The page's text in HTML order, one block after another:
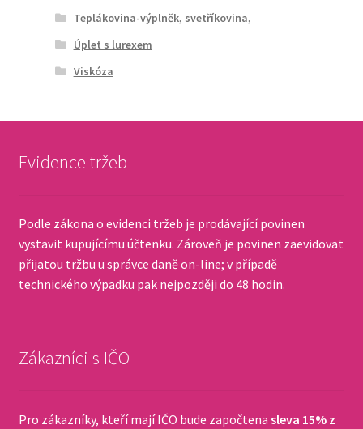
Teplákovina-výplněk, svetříkovina,
Úplet s lurexem
Viskóza
Evidence tržeb
Podle zákona o evidenci tržeb je prodávající povinen
vystavit kupujícímu účtenku. Zároveň je povinen zaevidovat
přijatou tržbu u správce daně on-line; v případě
technického výpadku pak nejpozději do 48 hodin.
Zákazníci s IČO
Pro zákazníky, kteří mají IČO bude započtena sleva 15% z